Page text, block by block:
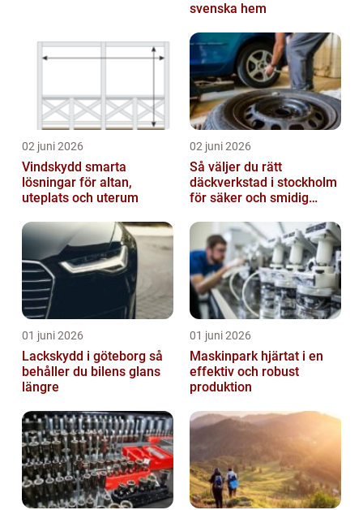
svenska hem
02 juni 2026
Vindskydd smarta
lösningar för altan,
uteplats och uterum
02 juni 2026
Så väljer du rätt
däckverkstad i stockholm
för säker och smidig
01 juni 2026
Lackskydd i göteborg så
behåller du bilens glans
längre
01 juni 2026
Maskinpark hjärtat i en
effektiv och robust
produktion